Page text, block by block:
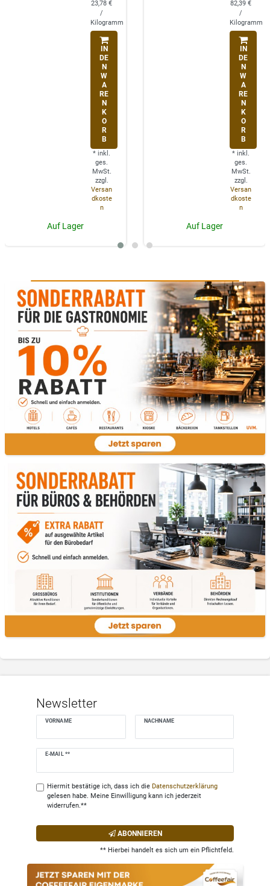
23,78 €
/
Kilogramm
IN
DE
N
W
A
RE
N
K
O
R
B
* inkl.
ges.
MwSt.
zzgl.
Versan
dkoste
n
Auf Lager
82,39 €
/
Kilogramm
IN
DE
N
W
A
RE
N
K
O
R
B
* inkl.
ges.
MwSt.
zzgl.
Versan
dkoste
n
Auf Lager
Newsletter
VORNAME NACHNAME
E-MAIL **
Newsletter
Hiermit bestätige ich, dass ich die Daten­schutz­erklärung
gelesen habe. Meine Einwilligung kann ich jederzeit
widerrufen.**
ABONNIEREN
** Hierbei handelt es sich um ein Pflichtfeld.